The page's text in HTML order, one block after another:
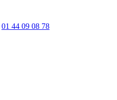
01 44 09 08 78